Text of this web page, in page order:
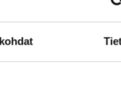
jos tuotteiden
ja
asiantuntijoiden